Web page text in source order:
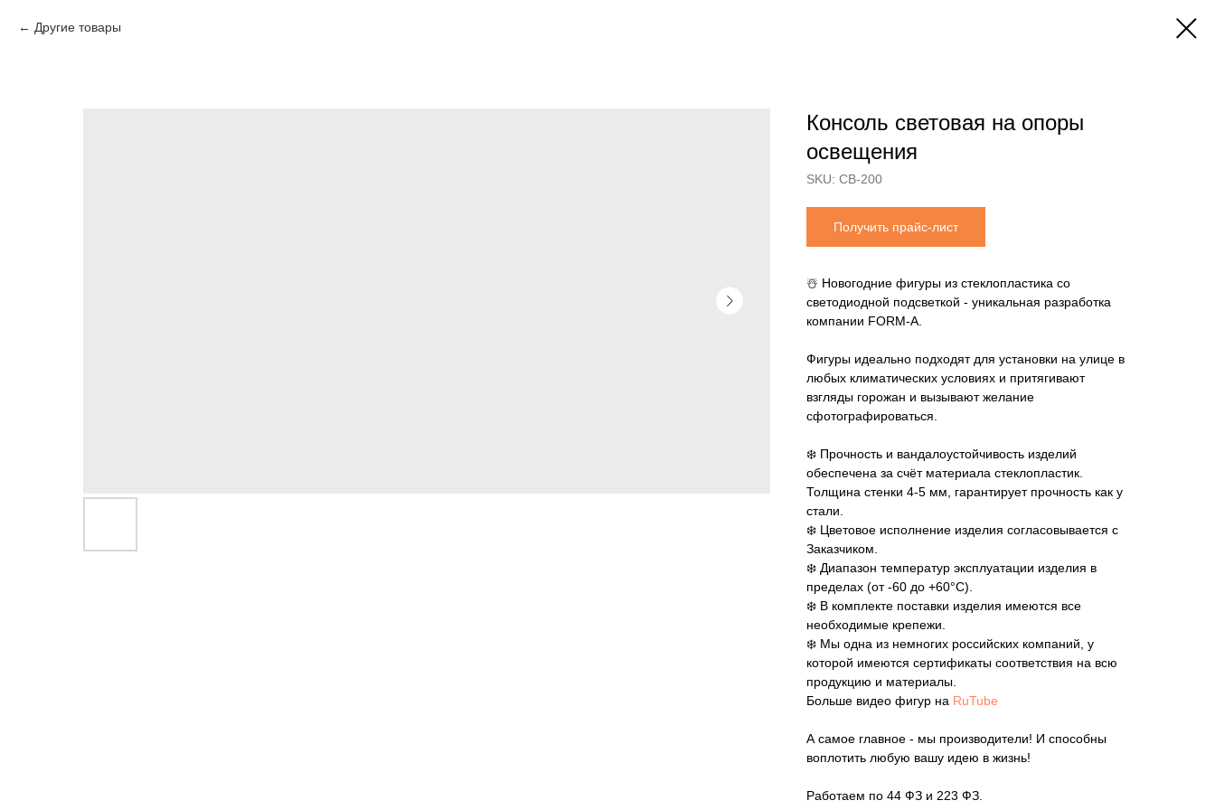
Другие товары
Консоль световая на опоры
освещения
SKU: СВ-200
Получить прайс-лист
☃️ Новогодние фигуры из стеклопластика со
светодиодной подсветкой - уникальная разработка
компании FORM-A.
Фигуры идеально подходят для установки на улице в
любых климатических условиях и притягивают
взгляды горожан и вызывают желание
сфотографироваться.
❄️ Прочность и вандалоустойчивость изделий
обеспечена за счёт материала стеклопластик.
Толщина стенки 4-5 мм, гарантирует прочность как у
стали.
❄️ Цветовое исполнение изделия согласовывается с
Заказчиком.
❄️ Диапазон температур эксплуатации изделия в
пределах (от -60 до +60°C).
❄️ В комплекте поставки изделия имеются все
необходимые крепежи.
❄️ Мы одна из немногих российских компаний, у
которой имеются сертификаты соответствия на всю
продукцию и материалы.
Больше видео фигур на RuTube
А самое главное - мы производители! И способны
воплотить любую вашу идею в жизнь!
Работаем по 44 ФЗ и 223 ФЗ.